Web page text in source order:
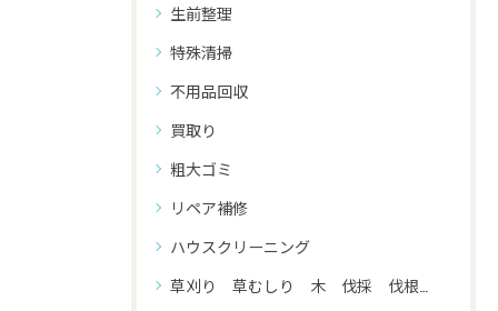
生前整理
特殊清掃
不用品回収
買取り
粗大ゴミ
リペア補修
ハウスクリーニング
草刈り 草むしり 木 伐採 伐根 剪定